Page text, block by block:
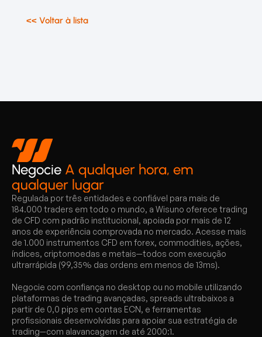
<< Voltar à lista
Negocie A qualquer hora, em
qualquer lugar
Regulada por três entidades e confiável para mais de
184.000 traders em todo o mundo, a Wisuno oferece trading
de CFD com padrão institucional, apoiada por mais de 12
anos de experiência comprovada no mercado. Acesse mais
de 1.000 instrumentos CFD em forex, commodities, ações,
índices, criptomoedas e metais—todos com execução
ultrarrápida (99,35% das ordens em menos de 13ms).
Negocie com confiança no desktop ou no mobile utilizando
plataformas de trading avançadas, spreads ultrabaixos a
partir de 0,0 pips em contas ECN, e ferramentas
profissionais desenvolvidas para apoiar sua estratégia de
trading—com alavancagem de até 2000:1.